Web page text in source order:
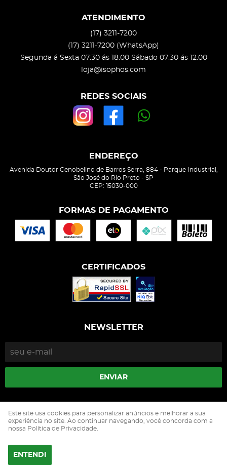
ATENDIMENTO
(17) 3211-7200
(17) 3211-7200 (WhatsApp)
Segunda á Sexta 07:30 ás 18:00 Sábado 07:30 ás 12:00
loja@isophos.com
REDES SOCIAIS
ENDEREÇO
Avenida Doutor Cenobelino de Barros Serra, 884- Parque Industrial,
São José do Rio Preto - SP
CEP: 15030-000
FORMAS DE PAGAMENTO
CERTIFICADOS
NEWSLETTER
ENVIAR
CNPJ: 05.500.229/0002-90
Este site usa cookies para personalizar anúncios e melhorar a sua
experiência no site. Ao continuar navegando, você concorda com a
nossa Política de Privacidade.
ENTENDI